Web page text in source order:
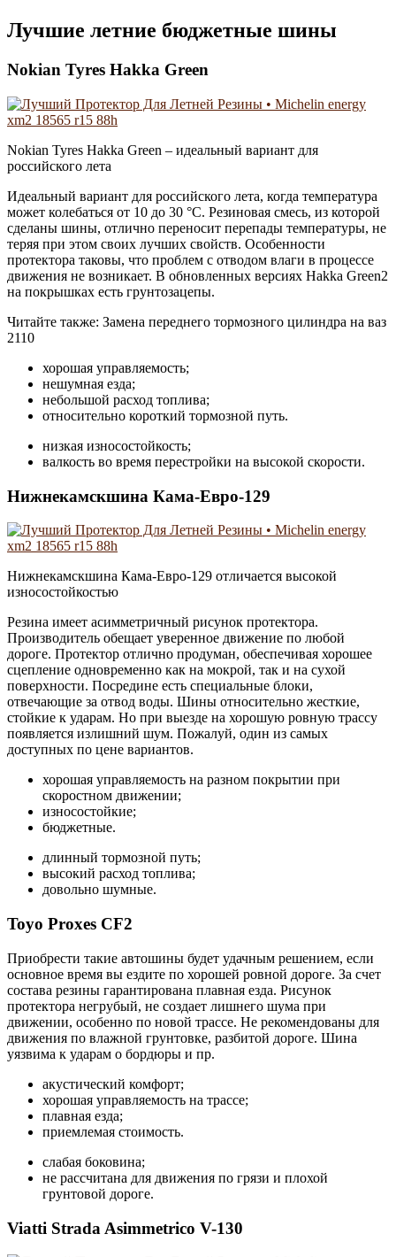
Лучшие летние бюджетные шины
Nokian Tyres Hakka Green
Nokian Tyres Hakka Green – идеальный вариант для
российского лета
Идеальный вариант для российского лета, когда температура
может колебаться от 10 до 30 °С. Резиновая смесь, из которой
сделаны шины, отлично переносит перепады температуры, не
теряя при этом своих лучших свойств. Особенности
протектора таковы, что проблем с отводом влаги в процессе
движения не возникает. В обновленных версиях Hakka Green2
на покрышках есть грунтозацепы.
Читайте также: Замена переднего тормозного цилиндра на ваз
2110
хорошая управляемость;
нешумная езда;
небольшой расход топлива;
относительно короткий тормозной путь.
низкая износостойкость;
валкость во время перестройки на высокой скорости.
Нижнекамскшина Кама-Евро-129
Нижнекамскшина Кама-Евро-129 отличается высокой
износостойкостью
Резина имеет асимметричный рисунок протектора.
Производитель обещает уверенное движение по любой
дороге. Протектор отлично продуман, обеспечивая хорошее
сцепление одновременно как на мокрой, так и на сухой
поверхности. Посредине есть специальные блоки,
отвечающие за отвод воды. Шины относительно жесткие,
стойкие к ударам. Но при выезде на хорошую ровную трассу
появляется излишний шум. Пожалуй, один из самых
доступных по цене вариантов.
хорошая управляемость на разном покрытии при
скоростном движении;
износостойкие;
бюджетные.
длинный тормозной путь;
высокий расход топлива;
довольно шумные.
Toyo Proxes CF2
Приобрести такие автошины будет удачным решением, если
основное время вы ездите по хорошей ровной дороге. За счет
состава резины гарантирована плавная езда. Рисунок
протектора негрубый, не создает лишнего шума при
движении, особенно по новой трассе. Не рекомендованы для
движения по влажной грунтовке, разбитой дороге. Шина
уязвима к ударам о бордюры и пр.
акустический комфорт;
хорошая управляемость на трассе;
плавная езда;
приемлемая стоимость.
слабая боковина;
не рассчитана для движения по грязи и плохой
грунтовой дороге.
Viatti Strada Asimmetrico V-130